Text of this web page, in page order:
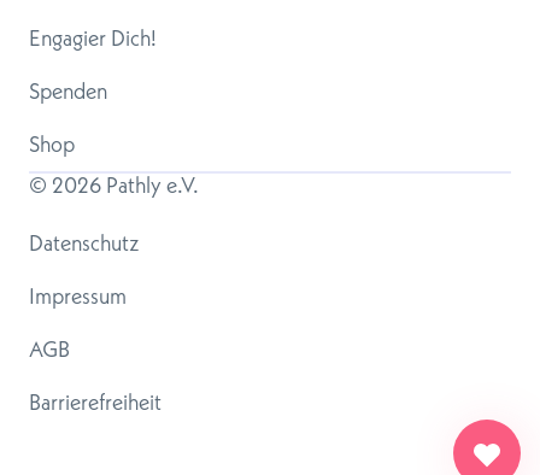
Engagier Dich!
Spenden
Shop
© 2026 Pathly e.V.
Datenschutz
Impressum
AGB
Barrierefreiheit